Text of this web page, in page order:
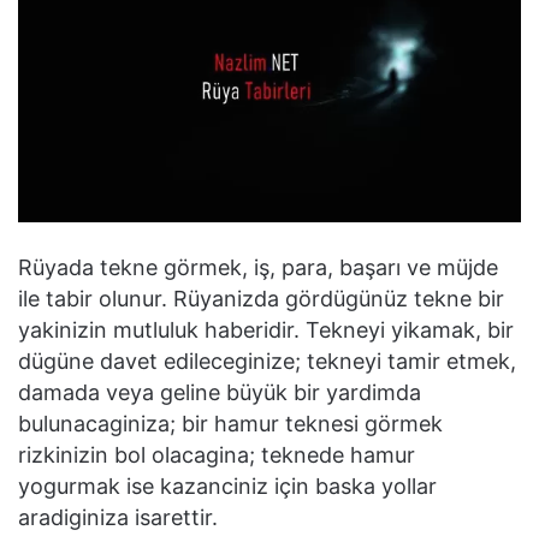
Rüyada tekne görmek, iş, para, başarı ve müjde
ile tabir olunur. Rüyanizda gördügünüz tekne bir
yakinizin mutluluk haberidir. Tekneyi yikamak, bir
dügüne davet edileceginize; tekneyi tamir etmek,
damada veya geline büyük bir yardimda
bulunacaginiza; bir hamur teknesi görmek
rizkinizin bol olacagina; teknede hamur
yogurmak ise kazanciniz için baska yollar
aradiginiza isarettir.